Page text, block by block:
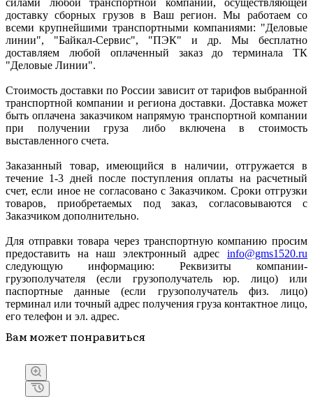
доставку сборных грузов в Ваш регион. Мы работаем со
всеми крупнейшими транспортными компаниями: "Деловые
линии", "Байкал-Сервис", "ПЭК" и др. Мы бесплатно
доставляем любой оплаченный заказ до терминала ТК
"Деловые Линии".
Стоимость доставки по России зависит от тарифов выбранной
транспортной компании и региона доставки. Доставка может
быть оплачена заказчиком напрямую транспортной компании
при получении груза либо включена в стоимость
выставленного счета.
Заказанный товар, имеющийся в наличии, отгружается в
течение 1-3 дней после поступления оплаты на расчетный
счет, если иное не согласовано с Заказчиком. Сроки отгрузки
товаров, приобретаемых под заказ, согласовываются с
Заказчиком дополнительно.
Для отправки товара через транспортную компанию просим
предоставить на наш электронный адрес info@gms1520.ru
следующую информацию: Реквизиты компании-
грузополучателя (если грузополучатель юр. лицо) или
паспортные данные (если грузополучатель физ. лицо)
терминал или точный адрес получения груза контактное лицо,
его телефон и эл. адрес.
Вам может понравиться